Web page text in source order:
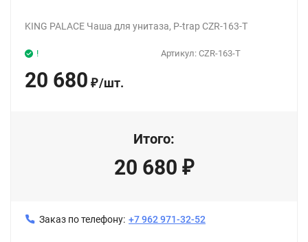
KING PALACE Чаша для унитаза, P-trap CZR-163-T
Артикул: CZR-163-T
!
20 680 ₽/шт.
Итого:
20 680 ₽
Заказ по телефону: +7 962 971-32-52